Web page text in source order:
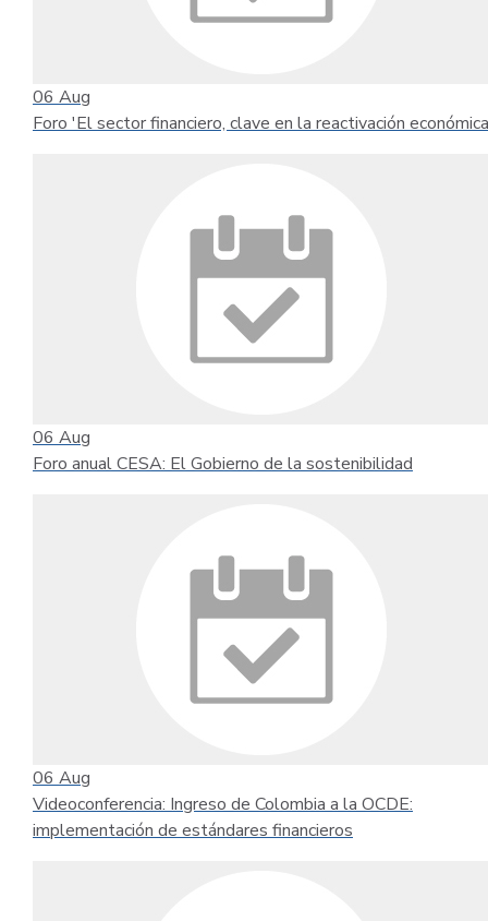
06 Aug
Foro 'El sector financiero, clave en la reactivación
06 Aug
Foro anual CESA: El Gobierno de la sostenibilidad
06 Aug
Videoconferencia: Ingreso de Colombia a la OCDE:
implementación de estándares financieros